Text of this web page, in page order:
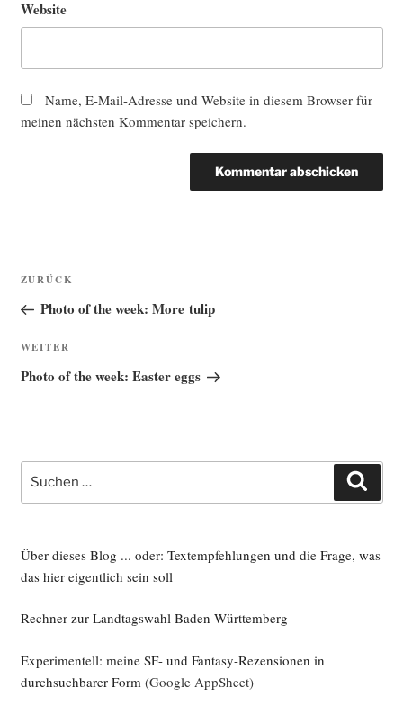
Website
Name, E-Mail-Adresse und Website in diesem Browser für
meinen nächsten Kommentar speichern.
Beitragsnavigation
Vorheriger
Beitrag
ZURÜCK
Photo of the week: More tulip
Nächster
Beitrag
WEITER
Photo of the week: Easter eggs
Suche
nach:
Über dieses Blog ... oder: Textempfehlungen und die Frage, was
das hier eigentlich sein soll
Rechner zur Landtagswahl Baden-Württemberg
Experimentell: meine SF- und Fantasy-Rezensionen in
durchsuchbarer Form (Google AppSheet)